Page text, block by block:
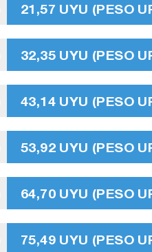
21,57 UYU (PESO
32,35 UYU (PESO
43,14 UYU (PESO
53,92 UYU (PESO
64,70 UYU (PESO
75,49 UYU (PESO